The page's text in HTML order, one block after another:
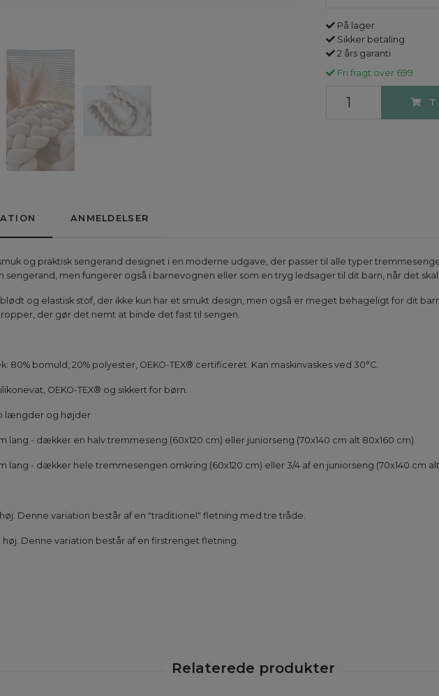
På lager
Sikker betaling
2 års garanti
Fri fragt over 699
ANMELDELSER
og praktisk sengerand designet i en moderne udgave, der passer til alle typer
sengerand, men fungerer også i barnevognen eller som en tryg ledsager til dit barn, når det skal
og elastisk stof, der ikke kun har et smukt design, men også er meget behageligt for dit
der gør det nemt at binde det fast til sengen.
80% bomuld, 20% polyester, OEKO-TEX® certificeret. Kan maskinvaskes ved 30°C.
OEKO-TEX® og sikkert for børn.
længder og højder
lang - dækker en halv tremmeseng (60x120 cm) eller juniorseng (70x140 cm alt 80x160 cm)
lang - dækker hele tremmesengen omkring (60x120 cm) eller 3/4 af en juniorseng (70x140 cm
høj. Denne variation består af en "traditionel" fletning med tre tråde.
høj. Denne variation består af en firstrenget fletning.